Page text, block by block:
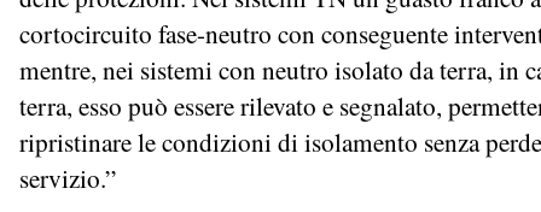
cortocircuito fase-neutro con conseguente
mentre, nei sistemi con neutro isolato da terra, in
terra, esso può essere rilevato e segnalato,
ripristinare le condizioni di isolamento senza
servizio.”